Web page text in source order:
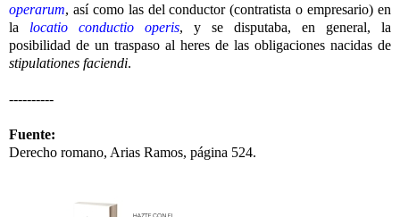
operarum, así como las del conductor (contratista o empresario) en
la locatio conductio operis, y se disputaba, en general, la
posibilidad de un traspaso al heres de las obligaciones nacidas de
stipulationes faciendi.
----------
Fuente:
Derecho romano, Arias Ramos, página 524.